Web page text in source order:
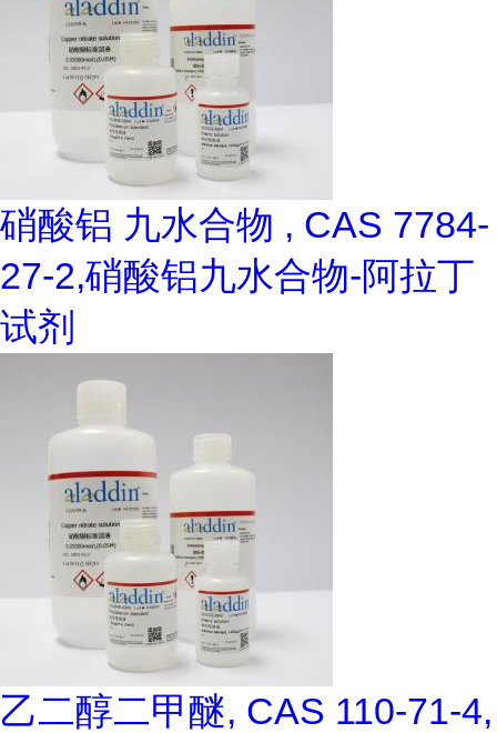
硝酸铝 九水合物 , CAS 7784-
27-2,硝酸铝九水合物-阿拉丁
试剂
乙二醇二甲醚, CAS 110-71-4,